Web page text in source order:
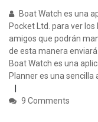
Boat Watch es una
Pocket Ltd. para ver
amigos que podrán
de esta manera
Boat Watch es una
Planner es una sencilla
9 Comments